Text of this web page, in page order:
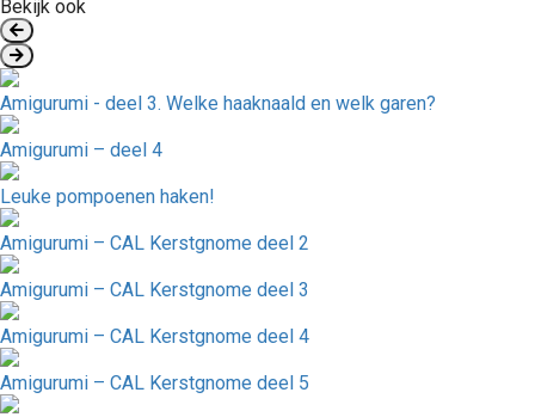
Bekijk ook
Amigurumi - deel 3. Welke haaknaald en welk garen?
Amigurumi – deel 4
Leuke pompoenen haken!
Amigurumi – CAL Kerstgnome deel 2
Amigurumi – CAL Kerstgnome deel 3
Amigurumi – CAL Kerstgnome deel 4
Amigurumi – CAL Kerstgnome deel 5